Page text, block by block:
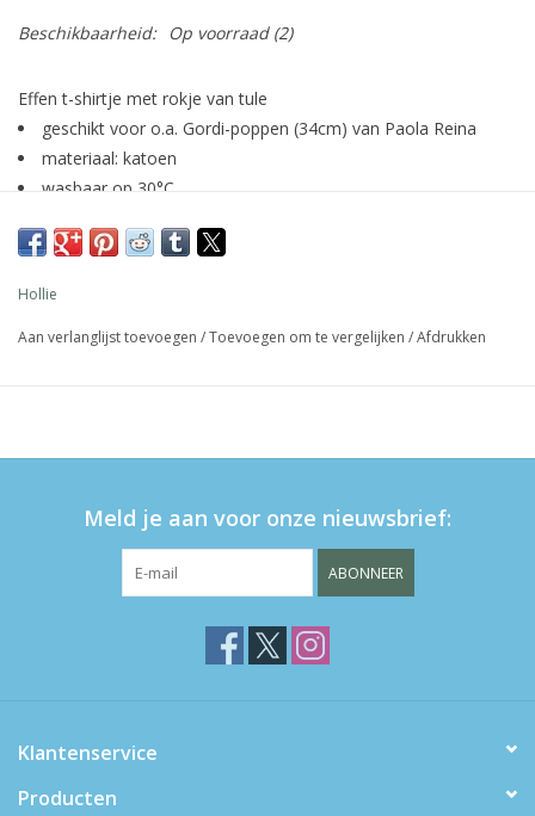
Beschikbaarheid: Op voorraad(2)
Effen t-shirtje met rokje van tule
geschikt voor o.a. Gordi-poppen (34cm) van Paola Reina
materiaal: katoen
wasbaar op 30°C
Hollie
Aan verlanglijst toevoegen /Toevoegen om te vergelijken /Afdrukken
Meld je aan voor onze nieuwsbrief:
ABONNEER
Klantenservice
Producten